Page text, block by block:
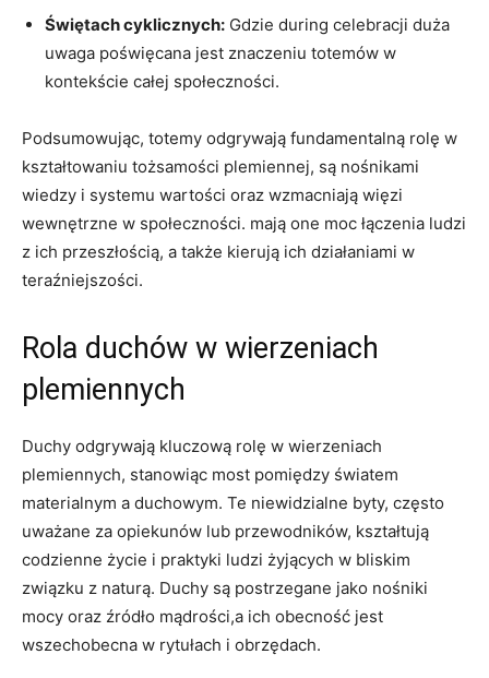
Świętach cyklicznych: Gdzie during celebracji duża
uwaga poświęcana jest znaczeniu totemów w
kontekście całej społeczności.
Podsumowując, totemy odgrywają fundamentalną rolę w
kształtowaniu tożsamości plemiennej, są nośnikami
wiedzy i systemu wartości oraz wzmacniają więzi
wewnętrzne w społeczności. mają one moc łączenia ludzi
z ich przeszłością, a także kierują ich działaniami w
teraźniejszości.
Rola duchów w wierzeniach
plemiennych
Duchy odgrywają kluczową rolę w wierzeniach
plemiennych, stanowiąc most pomiędzy światem
materialnym a duchowym. Te niewidzialne byty, często
uważane za opiekunów lub przewodników, kształtują
codzienne życie i praktyki ludzi żyjących w bliskim
związku z naturą. Duchy są postrzegane jako nośniki
mocy oraz źródło mądrości,a ich obecność jest
wszechobecna w rytułach i obrzędach.